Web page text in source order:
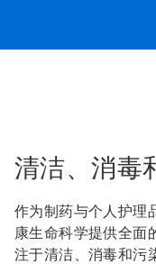
清洁、消毒
作为制药与个人护理
康生命科学提供全面
注于清洁、消毒和污